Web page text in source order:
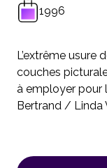
1996
L’extrême usure
couches
à employer pour
Bertrand / Linda